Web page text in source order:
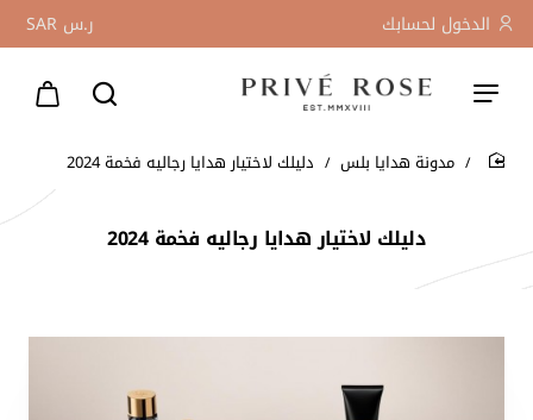
الدخول لحسابك ر.س SAR
دليلك لاختيار هدايا رجاليه فخمة 2024
home مدونة هدايا بلس دليلك لاختيار هدايا رجاليه فخمة 2024